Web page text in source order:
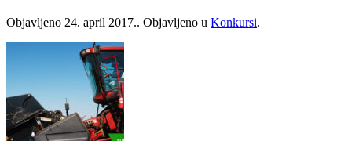
Objavljeno 24. april 2017.. Objavljeno u Konkursi.